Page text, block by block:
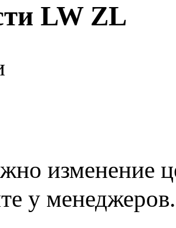
LW ZL
изменение
у менеджеров.